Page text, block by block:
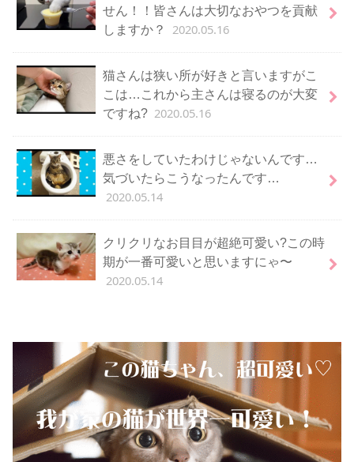
せん！！皆さんは大切なおやつを貢献
しますか？
2020.05.16
猫さんは狭い所が好きと言いますがこ
こは…これから主さんは寝るのが大変
ですね? 2020.05.16
悪さをしていたわけじゃないんです…
気づいたらこうなったんです…
2020.05.14
クリクリなお目目が超絶可愛い?この時
期が一番可愛いと思いますにゃ〜
2020.05.14